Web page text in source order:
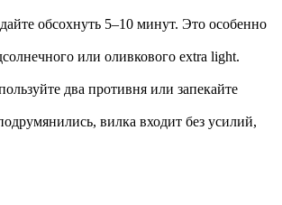
обсохнуть 5–10 минут. Это особенно
или оливкового extra light.
два противня или запекайте
вилка входит без усилий,